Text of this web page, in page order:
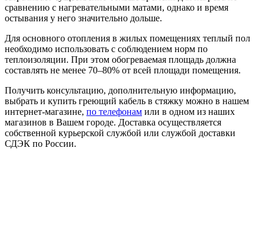
сравнению с нагревательными матами, однако и время
остывания у него значительно дольше.
Для основного отопления в жилых помещениях теплый пол
необходимо использовать с соблюдением норм по
теплоизоляции. При этом обогреваемая площадь должна
составлять не менее 70–80% от всей площади помещения.
Получить консультацию, дополнительную информацию,
выбрать и купить греющий кабель в стяжку можно в нашем
интернет-магазине, по телефонам или в одном из наших
магазинов в Вашем городе. Доставка осуществляется
собственной курьерской службой или службой доставки
СДЭК по России.